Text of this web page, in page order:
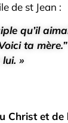
de st Jean :
qu’il
ta
»
Christ et de